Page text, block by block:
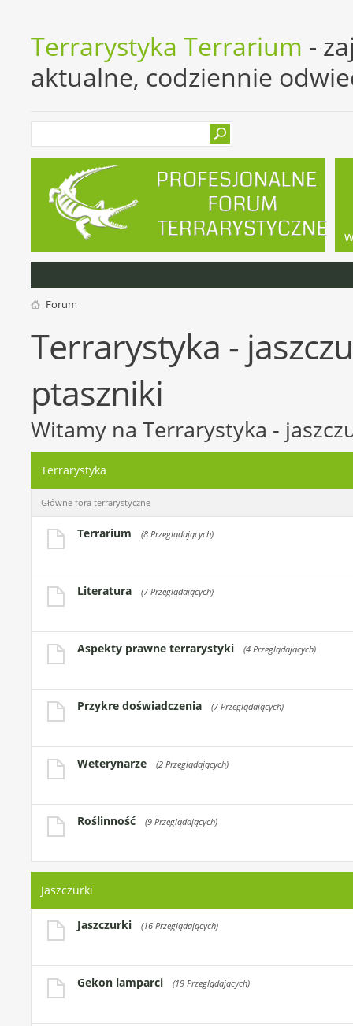
Terrarystyka Terrarium -
aktualne, codziennie
Forum
Terrarystyka -
ptaszniki
Witamy na Terrarystyka -
Terrarystyka
Główne fora terrarystyczne
Terrarium (8 Przeglądających)
Literatura (7 Przeglądających)
Aspekty prawne terrarystyki (4 Przeglądających)
Przykre doświadczenia (7 Przeglądających)
Weterynarze (2 Przeglądających)
Roślinność (9 Przeglądających)
Jaszczurki
Jaszczurki (16 Przeglądających)
Gekon lamparci (19 Przeglądających)